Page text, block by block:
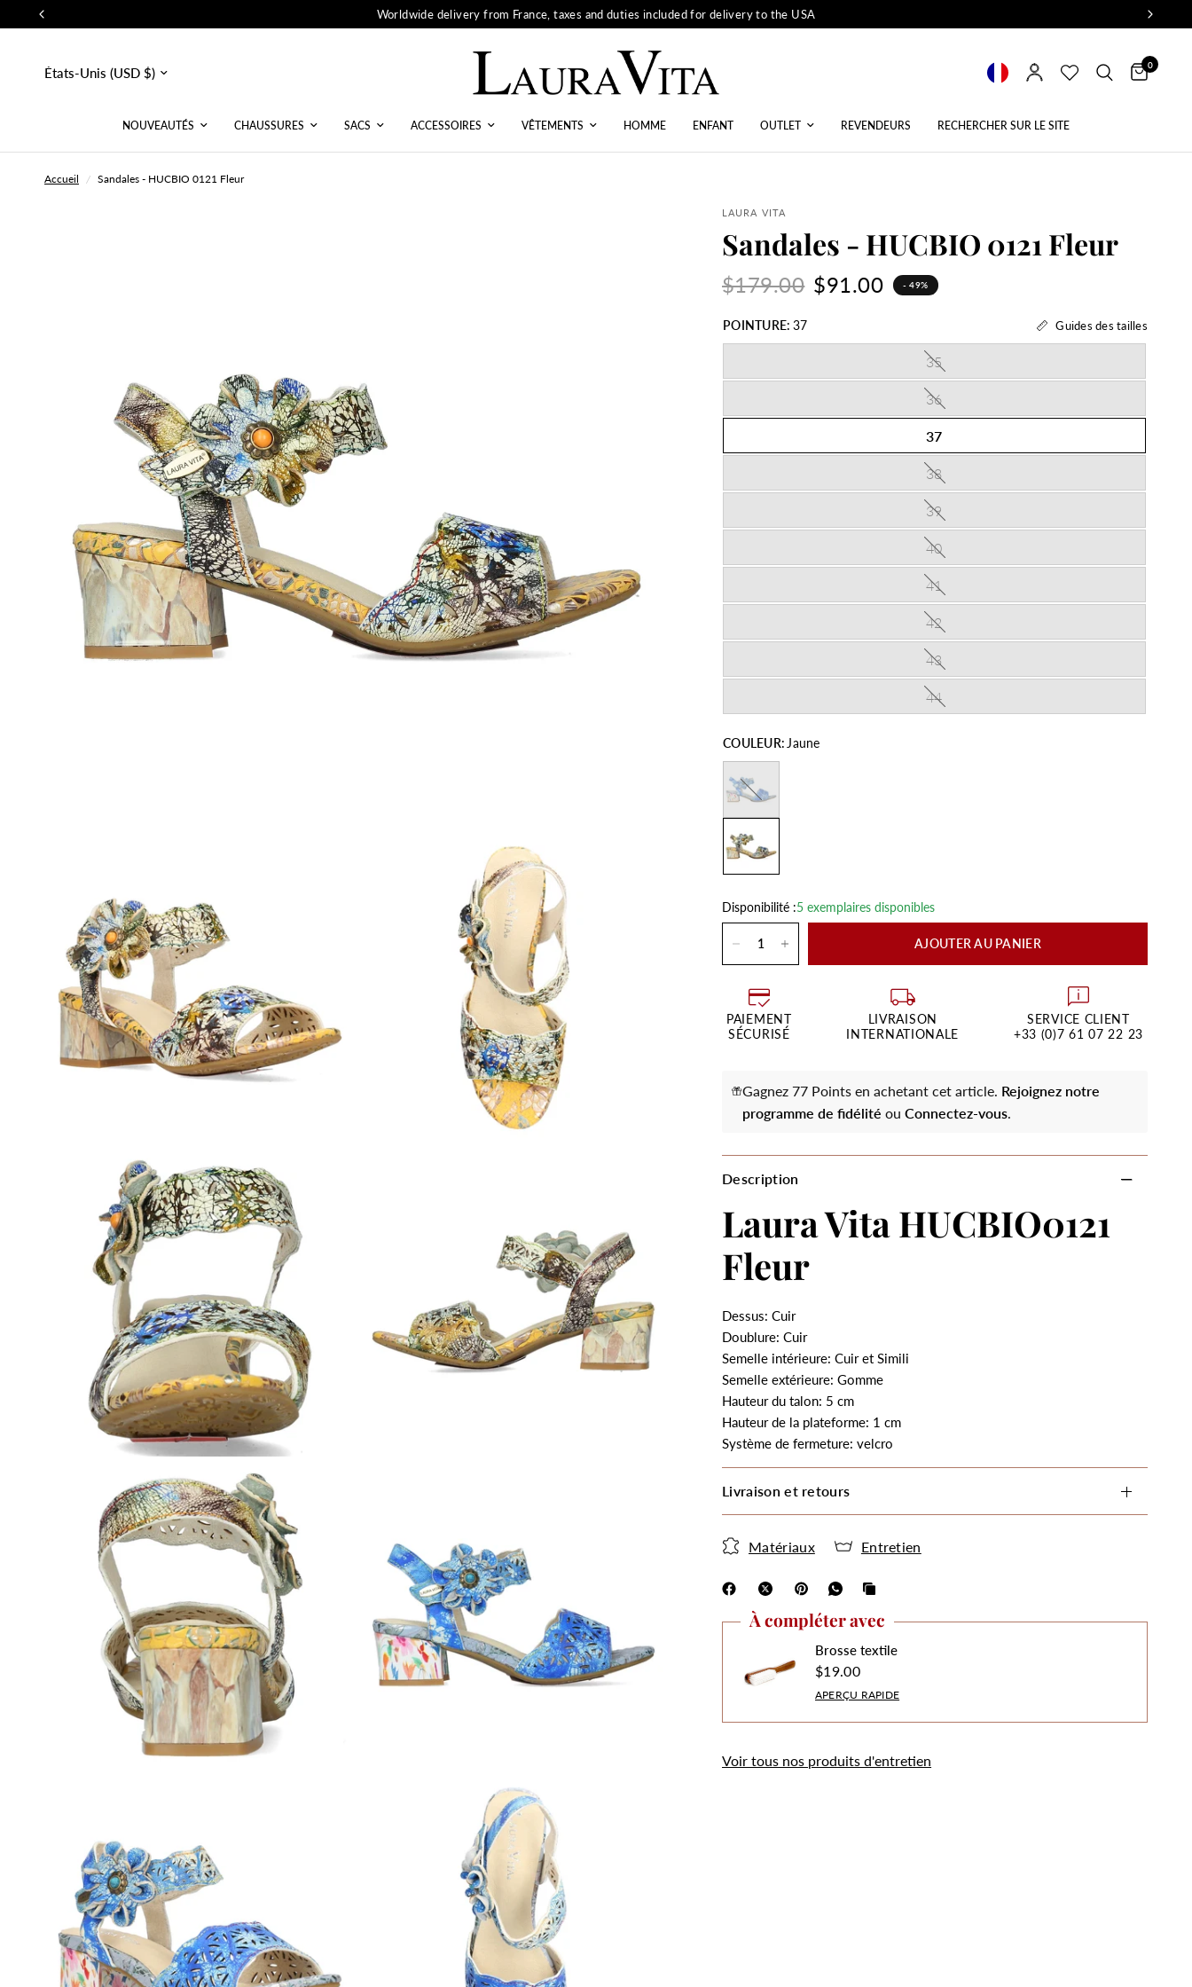
Worldwide delivery from France, taxes and duties included for delivery to the USA
Mettre
à
0
NOUVEAUTÉS CHAUSSURES SACS ACCESSOIRES VÊTEMENTS HOMME ENFANT OUTLET REVENDEURS RECHERCHER SUR LE SITE
Accueil / Sandales - HUCBIO 0121 Fleur
LAURA VITA
Sandales - HUCBIO 0121 Fleur
$179.00 $91.00 - 49%
POINTURE: 37 Guides des tailles
35
36
37
38
39
40
41
42
43
44
COULEUR: Jaune
Disponibilité :5 exemplaires disponibles
AJOUTER AU PANIER
PAIEMENT
SÉCURISÉ
LIVRAISON
INTERNATIONALE
SERVICE CLIENT
+33 (0)7 61 07 22 23
Gagnez 77 Points en achetant cet article. Rejoignez notre
programme de fidélité ou Connectez-vous.
Description
Laura Vita HUCBIO0121
Fleur
Dessus: Cuir
Doublure: Cuir
Semelle intérieure: Cuir et Simili
Semelle extérieure: Gomme
Hauteur du talon: 5 cm
Hauteur de la plateforme: 1 cm
Système de fermeture: velcro
Livraison et retours
Matériaux Entretien
À compléter avec
Brosse textile
$19.00
APERÇU RAPIDE
Voir tous nos produits d'entretien
cookies
Les cookies et données personnelles nous
permettent de personnaliser le contenu et les
annonces, d’offrir des fonctionnalités relatives aux
médias sociaux, d’analyser notre trafic et de
mesurer la performance de nos campagnes
publicitaires.